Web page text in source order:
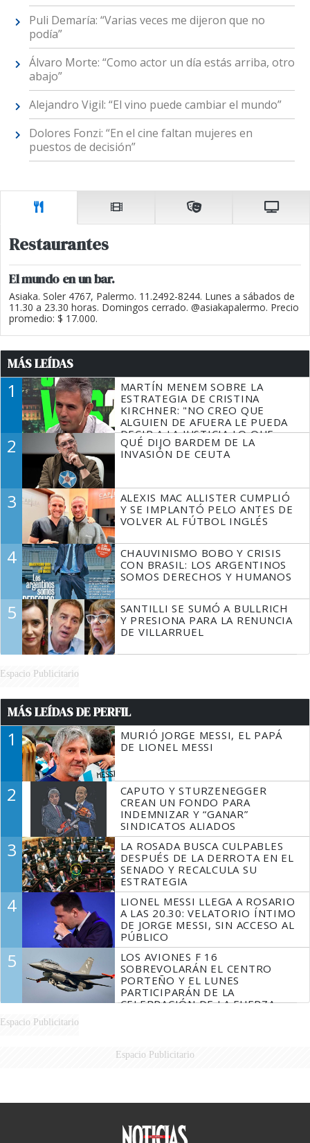
Puli Demaría: “Varias veces me dijeron que no
podía”
Álvaro Morte: “Como actor un día estás arriba, otro
abajo”
Alejandro Vigil: “El vino puede cambiar el mundo”
Dolores Fonzi: “En el cine faltan mujeres en
puestos de decisión”
Restaurantes
El mundo en un bar.
Asiaka. Soler 4767, Palermo. 11.2492-8244. Lunes a sábados de
11.30 a 23.30 horas. Domingos cerrado. @asiakapalermo. Precio
promedio: $ 17.000.
MÁS LEÍDAS
1
MARTÍN MENEM SOBRE LA
ESTRATEGIA DE CRISTINA
KIRCHNER: "NO CREO QUE
ALGUIEN DE AFUERA LE PUEDA
DECIR A LA JUSTICIA LO QUE
TIENE QUE HACER"
2
QUÉ DIJO BARDEM DE LA
INVASIÓN DE CEUTA
3
ALEXIS MAC ALLISTER CUMPLIÓ
Y SE IMPLANTÓ PELO ANTES DE
VOLVER AL FÚTBOL INGLÉS
4
CHAUVINISMO BOBO Y CRISIS
CON BRASIL: LOS ARGENTINOS
SOMOS DERECHOS Y HUMANOS
5
SANTILLI SE SUMÓ A BULLRICH
Y PRESIONA PARA LA RENUNCIA
DE VILLARRUEL
Espacio Publicitario
MÁS LEÍDAS DE PERFIL
1
MURIÓ JORGE MESSI, EL PAPÁ
DE LIONEL MESSI
2
CAPUTO Y STURZENEGGER
CREAN UN FONDO PARA
INDEMNIZAR Y “GANAR”
SINDICATOS ALIADOS
3
LA ROSADA BUSCA CULPABLES
DESPUÉS DE LA DERROTA EN EL
SENADO Y RECALCULA SU
ESTRATEGIA
4
LIONEL MESSI LLEGA A ROSARIO
A LAS 20.30: VELATORIO ÍNTIMO
DE JORGE MESSI, SIN ACCESO AL
PÚBLICO
5
LOS AVIONES F 16
SOBREVOLARÁN EL CENTRO
PORTEÑO Y EL LUNES
PARTICIPARÁN DE LA
CELEBRACIÓN DE LA FUERZA
Espacio Publicitario
Espacio Publicitario